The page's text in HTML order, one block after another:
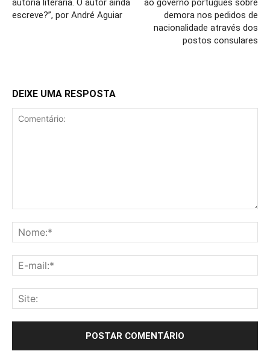
autoria literária. O autor ainda
escreve?”, por André Aguiar
ao governo português sobre
demora nos pedidos de
nacionalidade através dos
postos consulares
DEIXE UMA RESPOSTA